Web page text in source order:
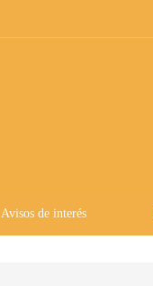
Avisos de interés